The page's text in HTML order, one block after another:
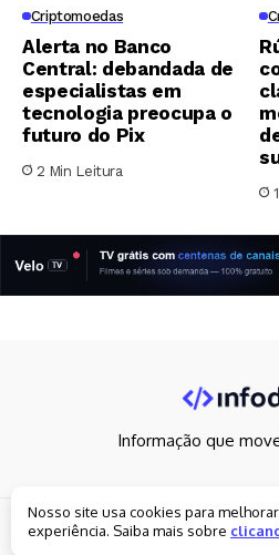
Criptomoedas
Alerta no Banco
Central: debandada de
especialistas em
tecnologia preocupa o
futuro do Pix
2 Min Leitura
Informação que
Copyright 2026. All
Nosso site usa cookies para
experiência. Saiba mais sobre